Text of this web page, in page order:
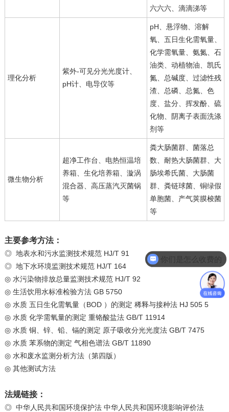
六六六、滴滴涕等
理化分析
紫外-可见分光光度计、
pH计、电导仪等
pH、悬浮物、溶解
氧、五日生化需氧量、
化学需氧量、氨氮、石
油类、动植物油、凯氏
氮、总碱度、过滤性残
渣、总磷、总氮、色
度、盐分、挥发酚、硫
化物、阴离子表面洗涤
剂等
微生物分析
超净工作台、电热恒温培
养箱、生化培养箱、漩涡
混合器、高压蒸汽灭菌锅
等
粪大肠菌群、菌落总
数、耐热大肠菌群、大
肠埃希氏菌、大肠菌
群、粪链球菌、铜绿假
单胞菌、产气荚膜梭菌
等
主要参考方法：
◎ 地表水和污水监测技术规范 HJ/T 91
◎ 地下水环境监测技术规范 HJ/T 164
◎ 水污染物排放总量监测技术规范 HJ/T 92
◎ 生活饮用水标准检验方法 GB 5750
◎ 水质 五日生化需氧量（BOD ）的测定 稀释与接种法 HJ 505 5
◎ 水质 化学需氧量的测定 重铬酸盐法 GB/T 11914
◎ 水质 铜、锌、铅、镉的测定 原子吸收分光光度法 GB/T 7475
◎ 水质 苯系物的测定 气相色谱法 GB/T 11890
◎ 水和废水监测分析方法（第四版）
◎ 其他测试方法
法规链接：
◎ 中华人民共和国环境保护法 中华人民共和国环境影响评价法
你们是怎么收费的